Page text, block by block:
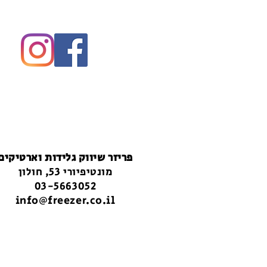
פריזר שיווק גלידות
מונטיפיורי 53, חולון
03-5663052
info@freezer.co.il